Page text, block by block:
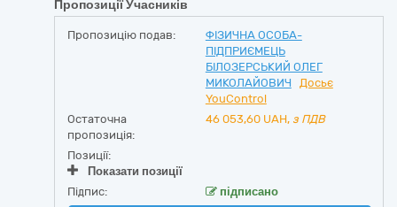
Пропозиції Учасників
Пропозицію подав:
ФІЗИЧНА ОСОБА-
ПІДПРИЄМЕЦЬ
БІЛОЗЕРСЬКИЙ ОЛЕГ
МИКОЛАЙОВИЧ
Досьє
YouControl
Остаточна
пропозиція:
46 053,60 UAH, з ПДВ
Позиції:
Показати позиції
Підпис:
підписано